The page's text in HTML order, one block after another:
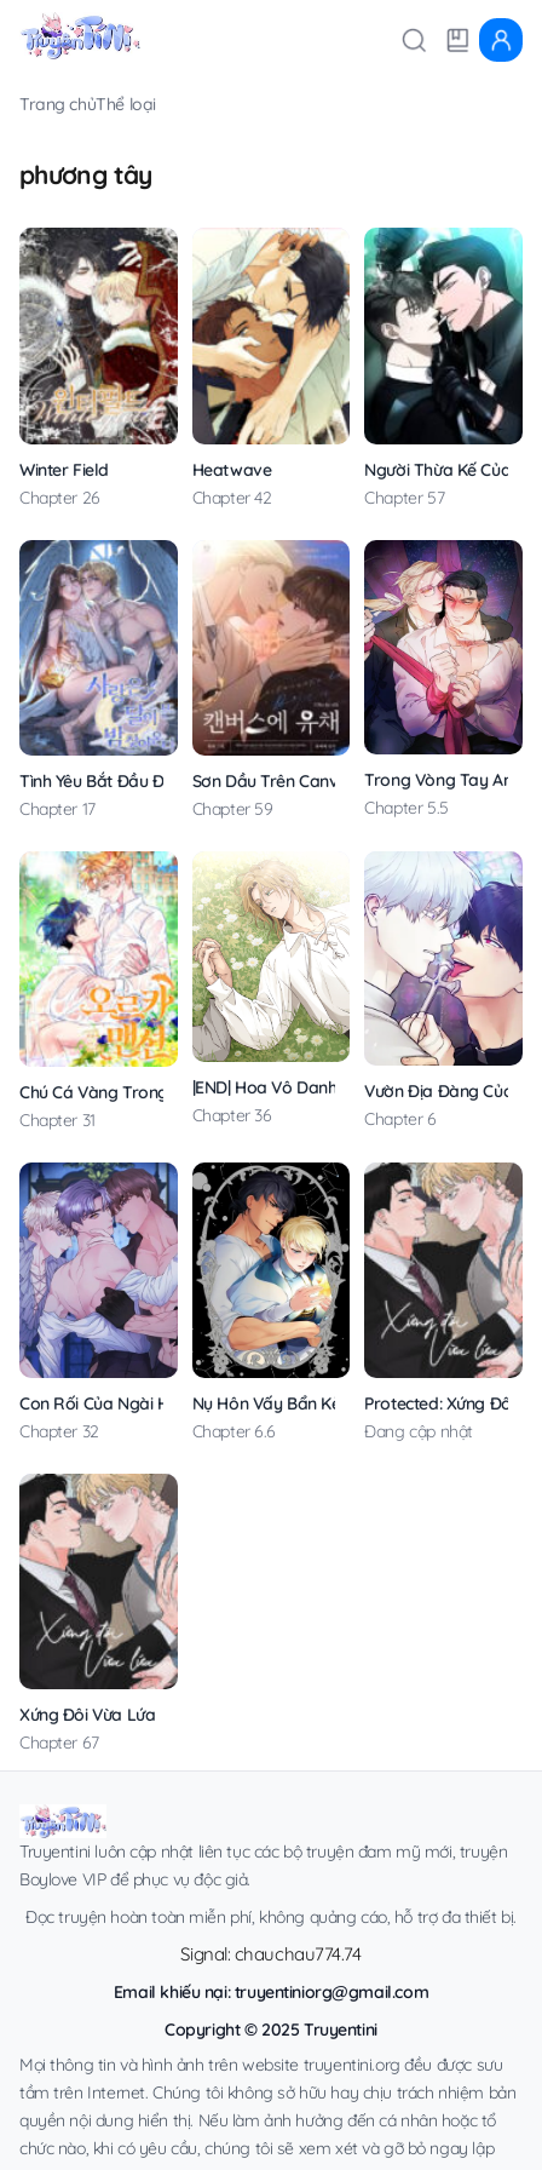
Trang chủThể loại
phương tây
Winter Field
Chapter 26
Heatwave
Chapter 42
Người Thừa Kế Của
Chapter 57
Tình Yêu Bắt Đầu Đêm Trăng Sáng
Chapter 17
Sơn Dầu Trên Canvas
Chapter 59
Trong Vòng Tay Anh
Chapter 5.5
Chú Cá Vàng Trong Dinh Thự Orca
Chapter 31
|END| Hoa Vô Danh
Chapter 36
Vườn Địa Đàng Của Kỵ
Chapter 6
Con Rối Của Ngài Hầu Tước
Chapter 32
Nụ Hôn Vấy Bẩn Kẻ Ngây Thơ
Chapter 6.6
Protected: Xứng Đôi
Đang cập nhật
Xứng Đôi Vừa Lứa
Chapter 67
Truyentini luôn cập nhật liên tục các bộ truyện đam mỹ mới, truyện
Boylove VIP để phục vụ độc giả.
Đọc truyện hoàn toàn miễn phí, không quảng cáo, hỗ trợ đa thiết bị.
Signal: chauchau774.74
Email khiếu nại:truyentiniorg@gmail.com
Copyright © 2025 Truyentini
Mọi thông tin và hình ảnh trên website truyentini.org đều được sưu
tầm trên Internet. Chúng tôi không sở hữu hay chịu trách nhiệm bản
quyền nội dung hiển thị. Nếu làm ảnh hưởng đến cá nhân hoặc tổ
chức nào, khi có yêu cầu, chúng tôi sẽ xem xét và gỡ bỏ ngay lập